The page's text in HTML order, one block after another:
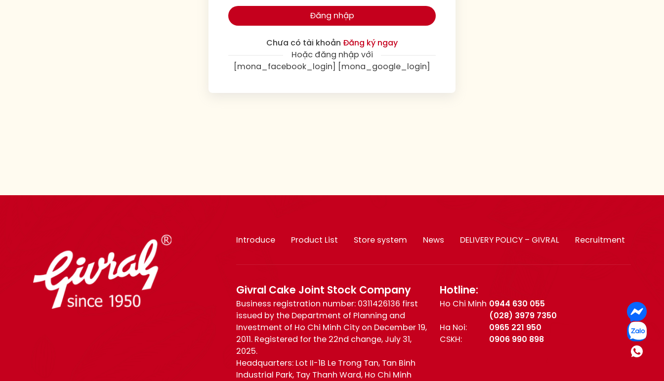
Đăng nhập
Chưa có tài khoản Đăng ký ngay
Hoặc đăng nhập với
[mona_facebook_login] [mona_google_login]
Introduce Product List Store system News DELIVERY POLICY – GIVRAL Recruitment
Givral Cake Joint Stock Company
Business registration number: 0311426136 first
issued by the Department of Planning and
Investment of Ho Chi Minh City on December 19,
2011. Registered for the 22nd change, July 31,
2025.
Headquarters: Lot II-1B Le Trong Tan, Tan Binh
Industrial Park, Tay Thanh Ward, Ho Chi Minh
Hotline:
Ho Chi Minh 0944 630 055
(028) 3979 7350
Ha Noi:
0965 221 950
CSKH:
0906 990 898